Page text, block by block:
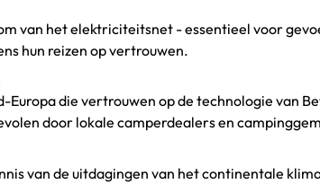
van het elektriciteitsnet - essentieel voor
hun reizen op vertrouwen.
die vertrouwen op de technologie van
door lokale camperdealers en
van de uitdagingen van het continentale